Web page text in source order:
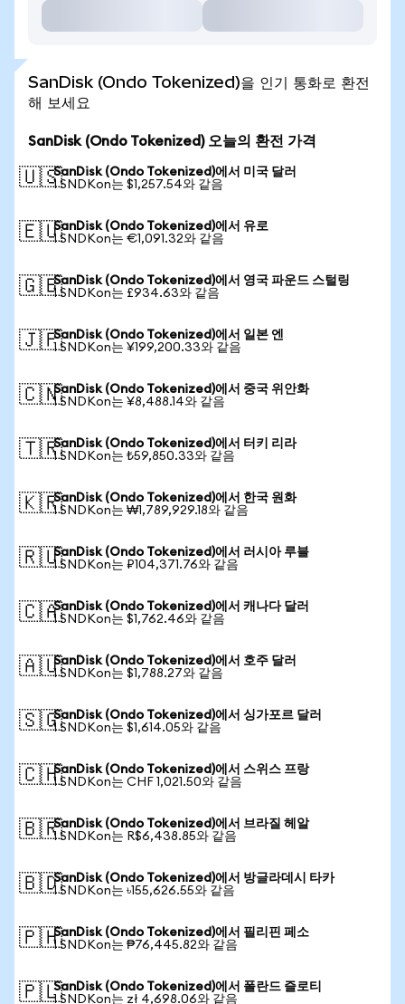
SanDisk (Ondo Tokenized)을 인기 통화로 환전
해 보세요
SanDisk (Ondo Tokenized) 오늘의 환전 가격
🇺🇸SanDisk (Ondo Tokenized)에서 미국 달러
1 SNDKon는 $1,257.54와 같음
🇪🇺SanDisk (Ondo Tokenized)에서 유로
1 SNDKon는 €1,091.32와 같음
🇬🇧SanDisk (Ondo Tokenized)에서 영국 파운드 스털링
1 SNDKon는 £934.63와 같음
🇯🇵SanDisk (Ondo Tokenized)에서 일본 엔
1 SNDKon는 ¥199,200.33와 같음
🇨🇳SanDisk (Ondo Tokenized)에서 중국 위안화
1 SNDKon는 ¥8,488.14와 같음
🇹🇷SanDisk (Ondo Tokenized)에서 터키 리라
1 SNDKon는 ₺59,850.33와 같음
🇰🇷SanDisk (Ondo Tokenized)에서 한국 원화
1 SNDKon는 ₩1,789,929.18와 같음
🇷🇺SanDisk (Ondo Tokenized)에서 러시아 루블
1 SNDKon는 ₽104,371.76와 같음
🇨🇦SanDisk (Ondo Tokenized)에서 캐나다 달러
1 SNDKon는 $1,762.46와 같음
🇦🇺SanDisk (Ondo Tokenized)에서 호주 달러
1 SNDKon는 $1,788.27와 같음
🇸🇬SanDisk (Ondo Tokenized)에서 싱가포르 달러
1 SNDKon는 $1,614.05와 같음
🇨🇭SanDisk (Ondo Tokenized)에서 스위스 프랑
1 SNDKon는 CHF 1,021.50와 같음
🇧🇷SanDisk (Ondo Tokenized)에서 브라질 헤알
1 SNDKon는 R$6,438.85와 같음
🇧🇩SanDisk (Ondo Tokenized)에서 방글라데시 타카
1 SNDKon는 ৳155,626.55와 같음
🇵🇭SanDisk (Ondo Tokenized)에서 필리핀 페소
1 SNDKon는 ₱76,445.82와 같음
🇵🇱SanDisk (Ondo Tokenized)에서 폴란드 즐로티
1 SNDKon는 zł 4,698.06와 같음